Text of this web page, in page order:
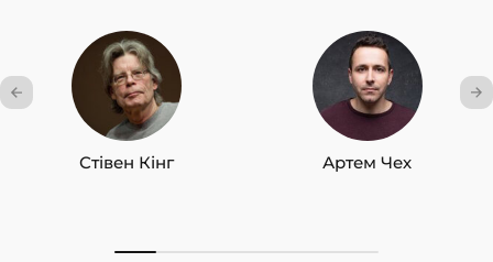
Стівен Кінг Артем Чех